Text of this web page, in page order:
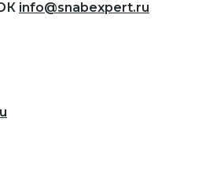
info@snabexpert.ru